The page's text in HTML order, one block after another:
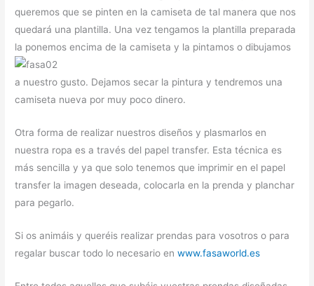
queremos que se pinten en la camiseta de tal manera que nos
quedará una plantilla. Una vez tengamos la plantilla preparada
la ponemos encima de la camiseta y la pintamos o dibujamos
a nuestro gusto. Dejamos secar la pintura y tendremos una
camiseta nueva por muy poco dinero.
Otra forma de realizar nuestros diseños y plasmarlos en
nuestra ropa es a través del papel transfer. Esta técnica es
más sencilla y ya que solo tenemos que imprimir en el papel
transfer la imagen deseada, colocarla en la prenda y planchar
para pegarlo.
Si os animáis y queréis realizar prendas para vosotros o para
regalar buscar todo lo necesario enwww.fasaworld.es